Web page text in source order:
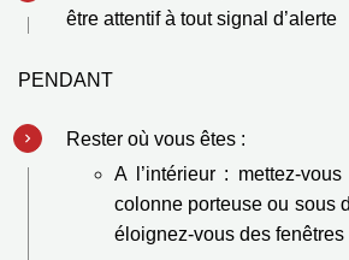
être attentif à tout signal d’alerte
PENDANT
Rester où vous êtes :
A l’intérieur : mettez-
colonne porteuse ou sous
éloignez-vous des fenêtres